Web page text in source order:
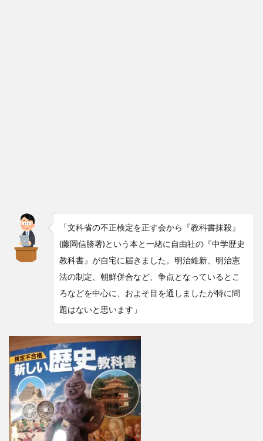
「文科省の不正検定を正す会から『教科書抹殺』
(藤岡信勝著)という本と一緒に自由社の『中学歴史
教科書』が自宅に届きました。明治維新、明治憲
法の制定、朝鮮併合など、争点となっているとこ
ろなどを中心に、およそ目を通しましたが特に問
題はないと思います」